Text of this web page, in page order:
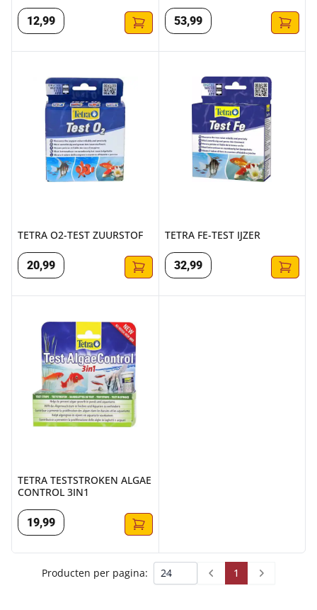
12,99 53,99
TETRA O2-TEST ZUURSTOF
20,99
TETRA FE-TEST IJZER
32,99
TETRA TESTSTROKEN ALGAE
CONTROL 3IN1
19,99
Producten per pagina: Prev 1 Next